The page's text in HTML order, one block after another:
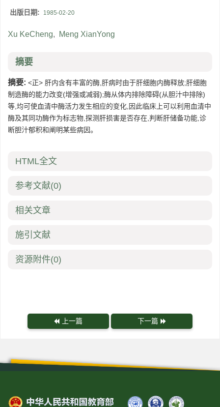
出版日期: 1985-02-20
Xu KeCheng, Meng XianYong
摘要
摘要: <正> 肝内含有丰富的酶,肝病时由于肝细胞内酶释放;肝细胞
制造酶的能力改变(增强或减弱);酶从体内排除障碍(从胆汁中排除)
等,均可使血清中酶活力发生相应的变化,因此临床上可以利用血清中
酶及其同功酶作为标志物,探测肝损害是否存在,判断肝储备功能,诊
断胆汁郁积和阐明某些病因。
HTML全文
参考文献(0)
相关文章
施引文献
资源附件(0)
上一篇 下一篇